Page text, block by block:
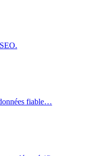
fiable…